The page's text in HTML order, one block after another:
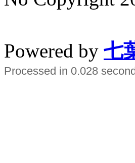
Powered by 七
Processed in 0.028